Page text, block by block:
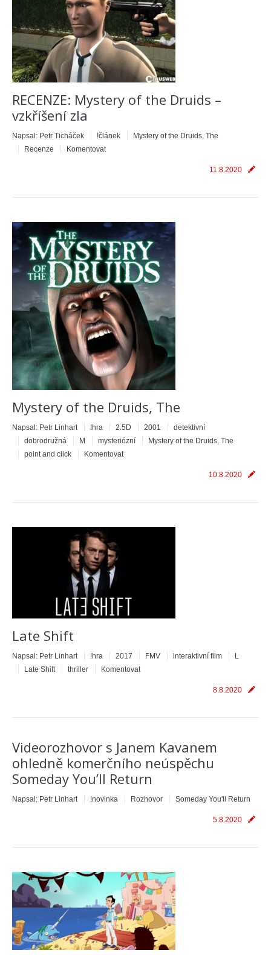
RECENZE: Mystery of the Druids –
vzkříšení zla
Napsal: Petr Ticháček !článek
Mystery of the Druids, The
Recenze
Komentovat
11.8.2020
Mystery of the Druids, The
Napsal: Petr Linhart !hra 2.5D 2001
detektivní
dobrodružná
M mysteriózní
Mystery of the Druids, The
point and click
Komentovat
10.8.2020
Late Shift
Napsal: Petr Linhart !hra 2017 FMV interaktivní film
L
Late Shift
thriller Komentovat
8.8.2020
Videorozhovor s Janem Kavanem
ohledně komerčního neúspěchu
Someday You’ll Return
Napsal: Petr Linhart !novinka Rozhovor Someday You'll Return
5.8.2020